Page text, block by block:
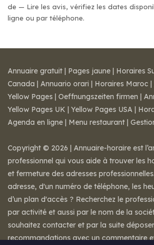
de — Lire les avis, vérifiez les dates
ligne ou par téléphone.
Annuaire gratuit | Pages jaune | Horaires
Canada | Annuario orari | Horaires Maroc |
Yellow Pages | Oeffnungszeiten firmen |
Yellow Pages UK | Yellow Pages USA |
Agenda en ligne | Menu restaurant |
Copyright © 2026 | Annuaire-horaire est
professionnel qui vous aide à trouver les
et fermeture des adresses
adresse, d'un numéro de téléphone, les
d’un plan d'accès ? Recherchez le
par activité et aussi par le nom de la
souhaitez contacter et par la suite
recommandations avec un commentaire